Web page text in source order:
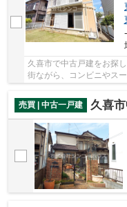
久喜市で中古戸建をお探
街ながら、コンビニやス
売買 | 中古一戸建
久喜